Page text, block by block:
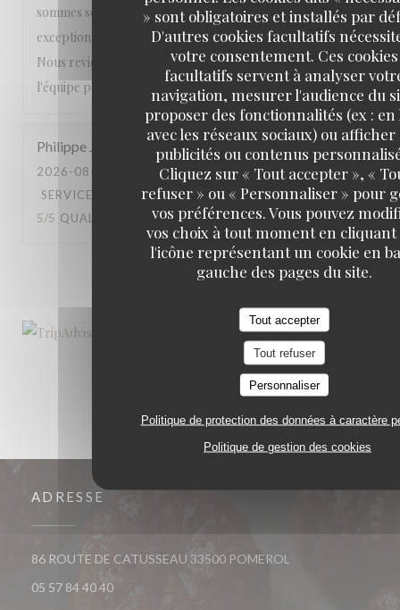
» sont obligatoires et installés par
D'autres cookies facultatifs
votre consentement. Ces cookies
facultatifs servent à analyser
navigation, mesurer l'audience du
proposer des fonctionnalités (ex : en
avec les réseaux sociaux) ou afficher
publicités ou contenus
Cliquez sur « Tout accepter », «
refuser » ou « Personnaliser » pour
vos préférences. Vous pouvez
vos choix à tout moment en
l'icône représentant un cookie en
gauche des pages du site.
Tout accepter
Tout refuser
Personnaliser
Politique de protection des données à caractère
Politique de gestion des cookies
sommes sentis choyés du début à la fin. Une expérience
exceptionnelle que nous recommandons les yeux fermés.
Nous reviendrons avec grand plaisir. Encore merci à toute
l'équipe pour cette magnifique soirée ! ⭐⭐⭐⭐⭐
Philippe
2026-08-01
- 19:30 - COUVERTS 2
SERVICE
AMBIANCE : 4/5 CUISINE:
5/5 QUALITÉ / PRIX: 5 /5
2 3
ADRESSE
86 ROUTE DE CATUSSEAU 33500 POMEROL
05 57 84 40 40